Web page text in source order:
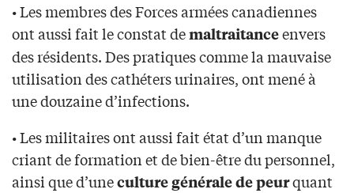
• Les membres des Forces armées canadiennes
ont aussi fait le constat demaltraitanceenvers
des résidents. Des pratiques comme la mauvaise
utilisation des cathéters urinaires, ont mené à
une douzaine d’infections.
• Les militaires ont aussi fait état d’un manque
criant de formation et de bien-être du personnel,
ainsi que d’uneculture générale de peurquant